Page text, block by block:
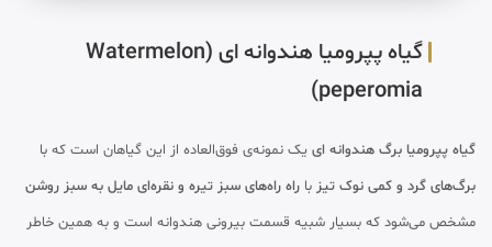
گیاه پپرومیا هندوانه ای (Watermelon
peperomia)
گیاه پپرومیا برگ هندوانه ای یک نمونه‌ی فوق‌العاده از این گیاهان است که با
برگ‌های گرد و کمی نوک تیز با راه راه‌های سبز تیره و نقره‌ای مایل به سبز روشن
مشخص می‌شود که بسیار شبیه قسمت بیرونی هندوانه است و به همین خاطر